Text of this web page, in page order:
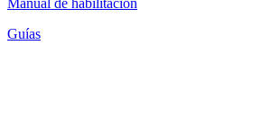
Guías